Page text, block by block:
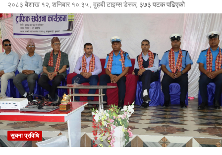
२०८३ बैशाख १२, शनिबार १०:३५, दुहबी टाइम्स डेस्क, ३७३ पटक पढिएको
सूचना प्रविधि